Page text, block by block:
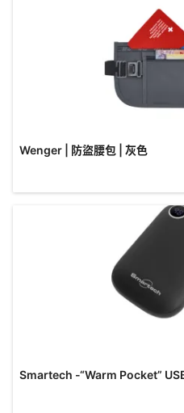
Wenger | 防盜腰包 | 灰色
Smartech -“Warm Pocket”